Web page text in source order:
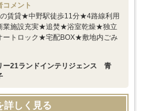
コメント
賃貸★中野駅徒歩11分★4路線利用
業施設充実★追焚★浴室乾燥★独立
ートロック★宅配BOX★敷地内ごみ
ー21ランドインテリジェンス 青
詳しく見る